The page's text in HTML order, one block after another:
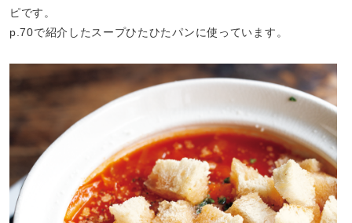
ピです。
p.70で紹介したスープひたひたパンに使っています。